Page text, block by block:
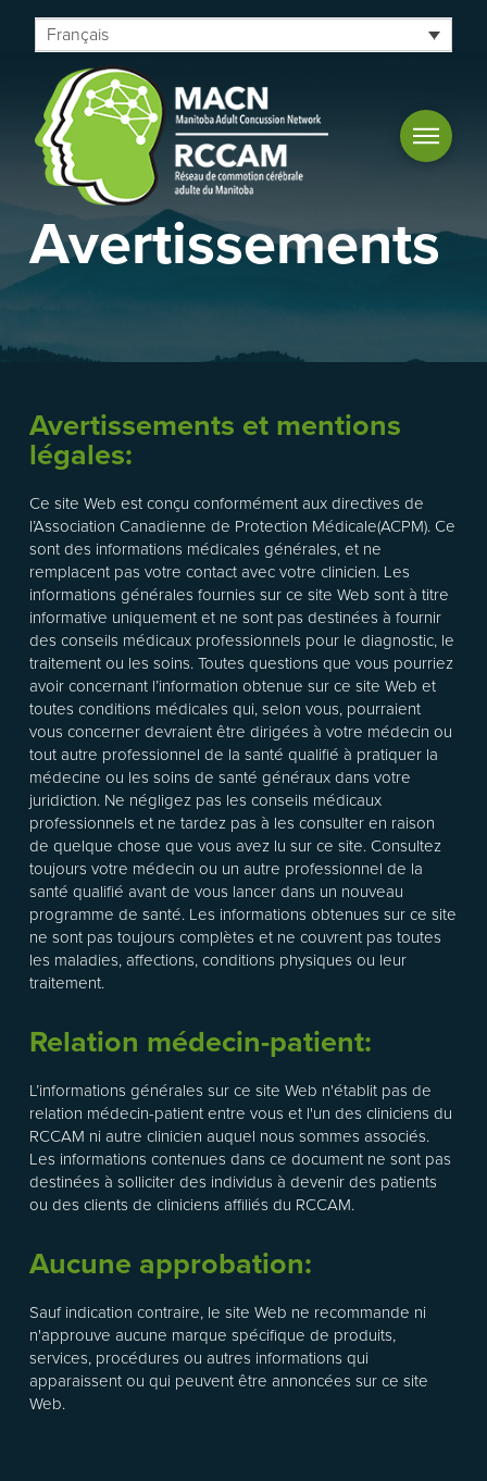
Français
Avertissements
Avertissements et mentions
légales:
Ce site Web est conçu conformément aux directives de
l’Association Canadienne de Protection Médicale(ACPM). Ce
sont des informations médicales générales, et ne
remplacent pas votre contact avec votre clinicien. Les
informations générales fournies sur ce site Web sont à titre
informative uniquement et ne sont pas destinées à fournir
des conseils médicaux professionnels pour le diagnostic, le
traitement ou les soins. Toutes questions que vous pourriez
avoir concernant l’information obtenue sur ce site Web et
toutes conditions médicales qui, selon vous, pourraient
vous concerner devraient être dirigées à votre médecin ou
tout autre professionnel de la santé qualifié à pratiquer la
médecine ou les soins de santé généraux dans votre
juridiction. Ne négligez pas les conseils médicaux
professionnels et ne tardez pas à les consulter en raison
de quelque chose que vous avez lu sur ce site. Consultez
toujours votre médecin ou un autre professionnel de la
santé qualifié avant de vous lancer dans un nouveau
programme de santé. Les informations obtenues sur ce site
ne sont pas toujours complètes et ne couvrent pas toutes
les maladies, affections, conditions physiques ou leur
traitement.
Relation médecin-patient:
L’informations générales sur ce site Web n'établit pas de
relation médecin-patient entre vous et l'un des cliniciens du
RCCAM ni autre clinicien auquel nous sommes associés.
Les informations contenues dans ce document ne sont pas
destinées à solliciter des individus à devenir des patients
ou des clients de cliniciens affiliés du RCCAM.
Aucune approbation:
Sauf indication contraire, le site Web ne recommande ni
n'approuve aucune marque spécifique de produits,
services, procédures ou autres informations qui
apparaissent ou qui peuvent être annoncées sur ce site
Web.